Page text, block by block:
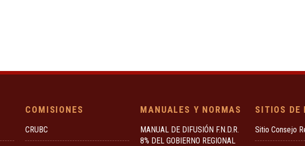
COMISIONES
CRUBC
MANUALES Y NORMAS
MANUAL DE DIFUSIÓN F.N.D.R.
8% DEL GOBIERNO REGIONAL
SITIOS DE
Sitio Consejo